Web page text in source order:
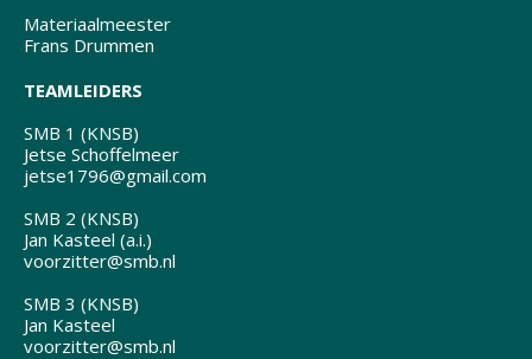
Materiaalmeester
Frans Drummen
TEAMLEIDERS
SMB 1 (KNSB)
Jetse Schoffelmeer
jetse1796@gmail.com
SMB 2 (KNSB)
Jan Kasteel (a.i.)
voorzitter@smb.nl
SMB 3 (KNSB)
Jan Kasteel
voorzitter@smb.nl